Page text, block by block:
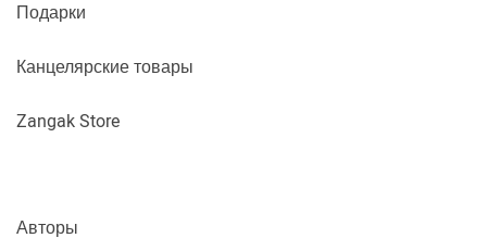
Подарки
Канцелярские товары
Zangak Store
Авторы